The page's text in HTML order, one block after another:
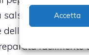
Accetta
uno spiccato
non è
facilmente